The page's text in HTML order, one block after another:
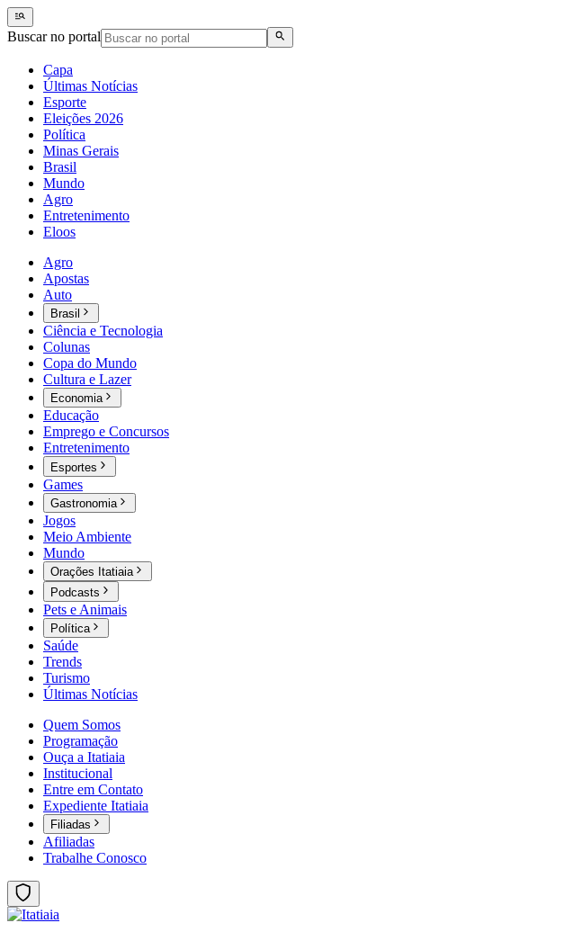
Buscar no portal
Capa
Últimas Notícias
Esporte
Eleições 2026
Política
Minas Gerais
Brasil
Mundo
Agro
Entretenimento
Eloos
Agro
Apostas
Auto
Brasil
Ciência e Tecnologia
Colunas
Copa do Mundo
Cultura e Lazer
Economia
Educação
Emprego e Concursos
Entretenimento
Esportes
Games
Gastronomia
Jogos
Meio Ambiente
Mundo
Orações Itatiaia
Podcasts
Pets e Animais
Política
Saúde
Trends
Turismo
Últimas Notícias
Quem Somos
Programação
Ouça a Itatiaia
Institucional
Entre em Contato
Expediente Itatiaia
Filiadas
Afiliadas
Trabalhe Conosco